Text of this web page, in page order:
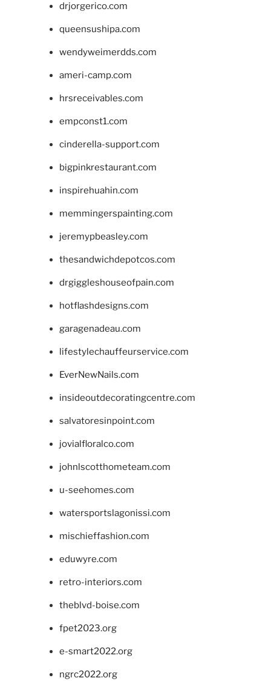
drjorgerico.com
queensushipa.com
wendyweimerdds.com
ameri-camp.com
hrsreceivables.com
empconst1.com
cinderella-support.com
bigpinkrestaurant.com
inspirehuahin.com
memmingerspainting.com
jeremypbeasley.com
thesandwichdepotcos.com
drgiggleshouseofpain.com
hotflashdesigns.com
garagenadeau.com
lifestylechauffeurservice.com
EverNewNails.com
insideoutdecoratingcentre.com
salvatoresinpoint.com
jovialfloralco.com
johnlscotthometeam.com
u-seehomes.com
watersportslagonissi.com
mischieffashion.com
eduwyre.com
retro-interiors.com
theblvd-boise.com
fpet2023.org
e-smart2022.org
ngrc2022.org